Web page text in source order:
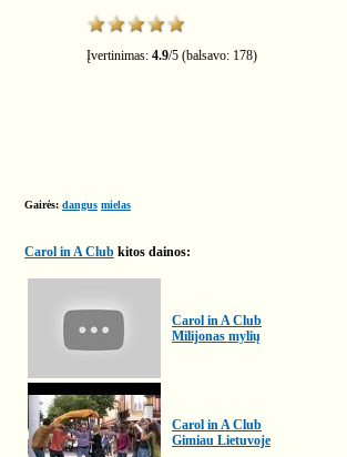
Įvertinimas: 4.9/5 (balsavo: 178)
Gairės: dangus mielas
Carol in A Club kitos dainos:
Carol in A Club
Milijonas mylių
Carol in A Club
Gimiau Lietuvoje